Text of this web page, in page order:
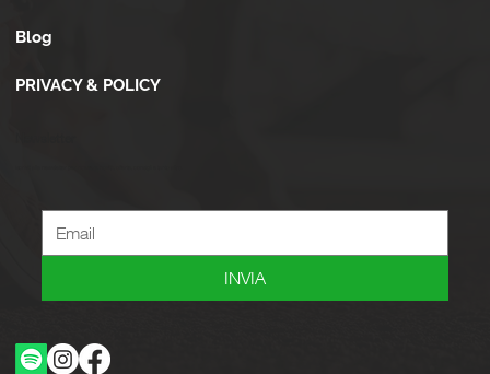
Blog
PRIVACY & POLICY
INVIA